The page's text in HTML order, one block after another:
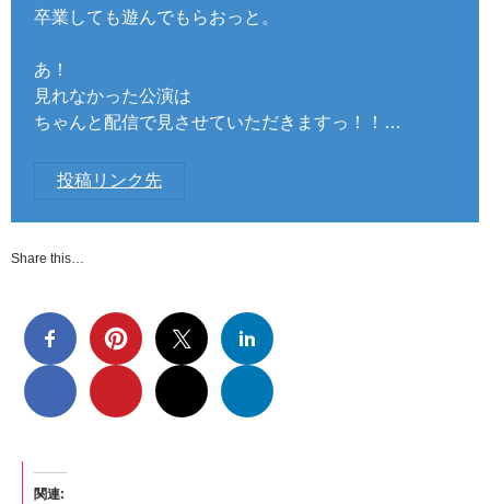
卒業しても遊んでもらおっと。
あ！
見れなかった公演は
ちゃんと配信で見させていただきますっ！！…
投稿リンク先
Share this…
関連